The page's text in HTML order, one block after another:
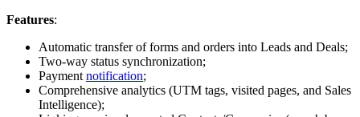
Features:
Automatic transfer of forms and orders into Leads and Deals;
Two-way status synchronization;
Paymentnotification;
Comprehensive analytics (UTM tags, visited pages, and Sales
Intelligence);